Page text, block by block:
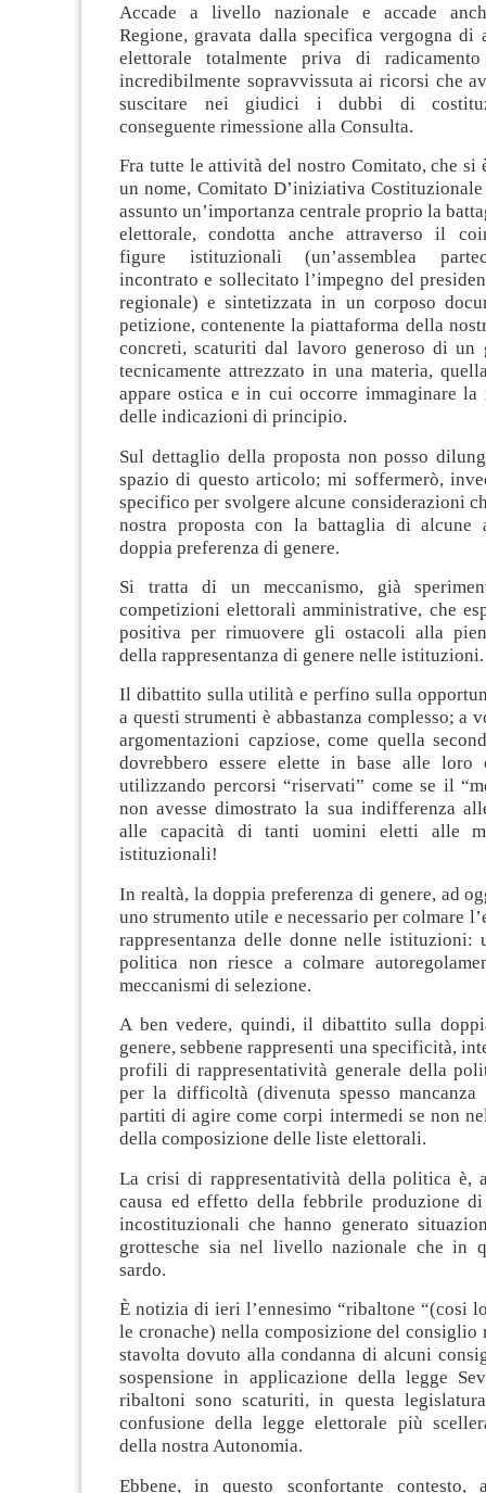
Accade a livello nazionale e accade
Regione, gravata dalla specifica vergogna di
elettorale totalmente priva di radicamento
incredibilmente sopravvissuta ai ricorsi che
suscitare nei giudici i dubbi di
conseguente rimessione alla Consulta.
Fra tutte le attività del nostro Comitato, che si
un nome, Comitato D’iniziativa
assunto un’importanza centrale proprio la
elettorale, condotta anche attraverso il
figure istituzionali (un’assemblea
incontrato e sollecitato l’impegno del
regionale) e sintetizzata in un corposo
petizione, contenente la piattaforma della
concreti, scaturiti dal lavoro generoso di un
tecnicamente attrezzato in una materia,
appare ostica e in cui occorre immaginare la
delle indicazioni di principio.
Sul dettaglio della proposta non posso
spazio di questo articolo; mi soffermerò,
specifico per svolgere alcune considerazioni
nostra proposta con la battaglia di alcune
doppia preferenza di genere.
Si tratta di un meccanismo, già
competizioni elettorali amministrative, che
positiva per rimuovere gli ostacoli alla
della rappresentanza di genere nelle istituzioni.
Il dibattito sulla utilità e perfino sulla
a questi strumenti è abbastanza complesso; a
argomentazioni capziose, come quella
dovrebbero essere elette in base alle loro
utilizzando percorsi “riservati” come se il
non avesse dimostrato la sua indifferenza
alle capacità di tanti uomini eletti alle
istituzionali!
In realtà, la doppia preferenza di genere, ad
uno strumento utile e necessario per colmare
rappresentanza delle donne nelle istituzioni:
politica non riesce a colmare
meccanismi di selezione.
A ben vedere, quindi, il dibattito sulla
genere, sebbene rappresenti una specificità,
profili di rappresentatività generale della
per la difficoltà (divenuta spesso
partiti di agire come corpi intermedi se non
della composizione delle liste elettorali.
La crisi di rappresentatività della politica è,
causa ed effetto della febbrile produzione
incostituzionali che hanno generato
grottesche sia nel livello nazionale che in
sardo.
È notizia di ieri l’ennesimo “ribaltone “(cosi
le cronache) nella composizione del consiglio
stavolta dovuto alla condanna di alcuni
sospensione in applicazione della legge
ribaltoni sono scaturiti, in questa
confusione della legge elettorale più
della nostra Autonomia.
Ebbene, in questo sconfortante contesto,